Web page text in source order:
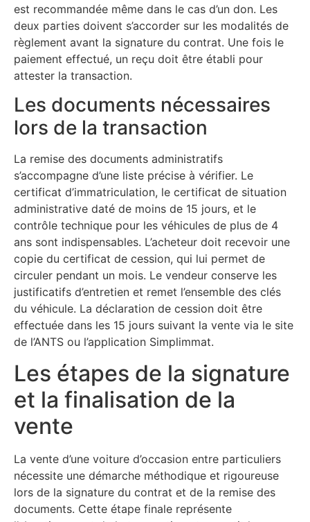
est recommandée même dans le cas d’un don. Les
deux parties doivent s’accorder sur les modalités de
règlement avant la signature du contrat. Une fois le
paiement effectué, un reçu doit être établi pour
attester la transaction.
Les documents nécessaires
lors de la transaction
La remise des documents administratifs
s’accompagne d’une liste précise à vérifier. Le
certificat d’immatriculation, le certificat de situation
administrative daté de moins de 15 jours, et le
contrôle technique pour les véhicules de plus de 4
ans sont indispensables. L’acheteur doit recevoir une
copie du certificat de cession, qui lui permet de
circuler pendant un mois. Le vendeur conserve les
justificatifs d’entretien et remet l’ensemble des clés
du véhicule. La déclaration de cession doit être
effectuée dans les 15 jours suivant la vente via le site
de l’ANTS ou l’application Simplimmat.
Les étapes de la signature
et la finalisation de la
vente
La vente d’une voiture d’occasion entre particuliers
nécessite une démarche méthodique et rigoureuse
lors de la signature du contrat et de la remise des
documents. Cette étape finale représente